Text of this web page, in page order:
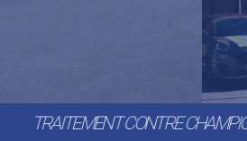
TRAITEMENT CONTRE